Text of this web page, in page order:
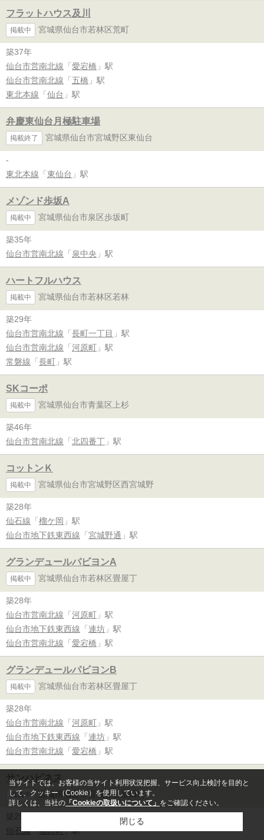
フラットハウス及川
掲載中 宮城県仙台市若林区荒町
築37年
仙台市営南北線 「 愛宕橋 」駅
仙台市営南北線 「 五橋 」駅
東北本線 「 仙台 」駅
弁慶東仙台月極駐車場
掲載終了 宮城県仙台市宮城野区東仙台
-
東北本線 「 東仙台 」駅
メゾンド歩坂A
掲載中 宮城県仙台市泉区歩坂町
築35年
仙台市営南北線 「 泉中央 」駅
ハートフルハウス
掲載中 宮城県仙台市若林区若林
築29年
仙台市営南北線 「 長町一丁目 」駅
仙台市営南北線 「 河原町 」駅
常磐線 「 長町 」駅
SKコーポ
掲載中 宮城県仙台市青葉区上杉
築46年
仙台市営南北線 「 北四番丁 」駅
コットンＫ
掲載中 宮城県仙台市宮城野区西宮城野
築28年
仙石線 「 榴ケ岡 」駅
仙台市地下鉄東西線 「 宮城野通 」駅
グランデュールパビヨンA
掲載中 宮城県仙台市若林区畳屋丁
築28年
仙台市営南北線 「 河原町 」駅
仙台市地下鉄東西線 「 連坊 」駅
仙台市営南北線 「 愛宕橋 」駅
グランデュールパビヨンB
掲載中 宮城県仙台市若林区畳屋丁
築28年
仙台市営南北線 「 河原町 」駅
仙台市地下鉄東西線 「 連坊 」駅
仙台市営南北線 「 愛宕橋 」駅
サンハピネス
掲載中 宮城県仙台市宮城野区福田町
築25年
仙石線「福田町」駅
当サイトでは、お客様の当サイト利用状況把握、サービス向上検討を目的と
して、クッキー（Cookie）を使用しています。
詳しくは、当社の 「Cookieの取扱いについて」 をご確認ください。
閉じる